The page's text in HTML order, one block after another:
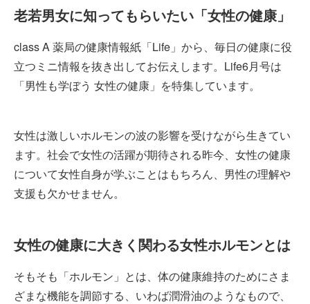
老若男女に知ってもらいたい「女性の健康」
class A 薬局の健康情報紙「Life」から、毎日の健康に役
立つミニ情報を抜き出してお伝えします。Life6月号は
「男性も学ぼう 女性の健康」を特集しています。
女性は激しいホルモンの波の影響を受けながら生きてい
ます。社会で女性の活躍が期待される昨今、女性の健康
について女性自身が学ぶことはもちろん、男性の理解や
支援も欠かせません。
女性の健康に大きく関わる女性ホルモンとは
そもそも「ホルモン」とは、体の健康維持のためにさま
ざまな機能を調節する、いわば潤滑油のようなもので、